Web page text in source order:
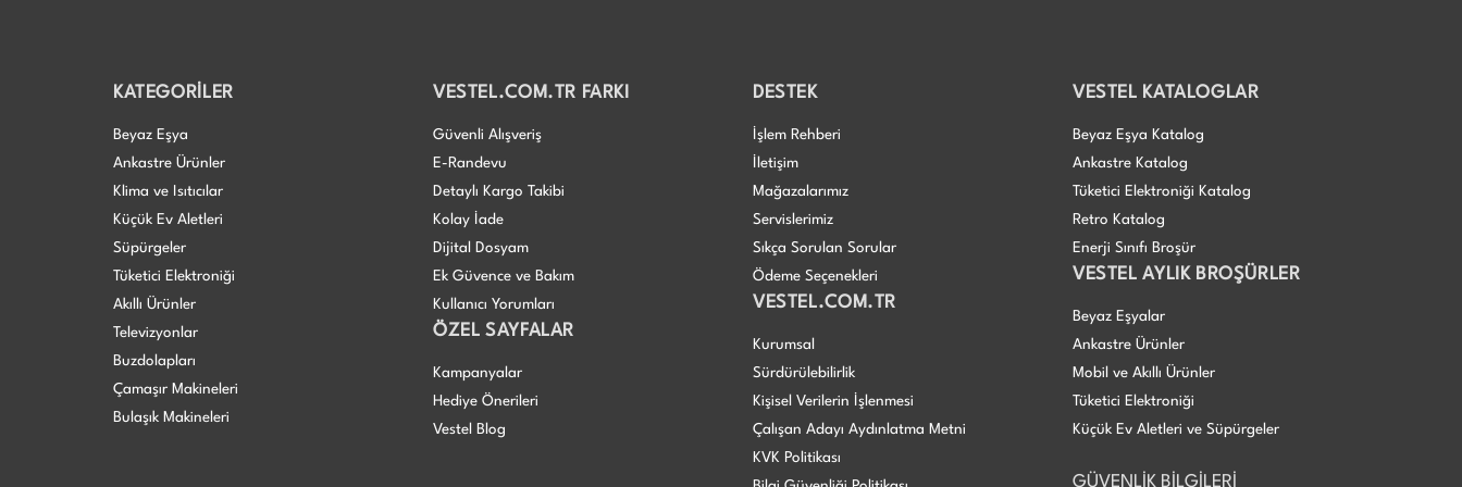
KATEGORİLER
Beyaz Eşya
Ankastre Ürünler
Klima ve Isıtıcılar
Küçük Ev Aletleri
Süpürgeler
Tüketici Elektroniği
Akıllı Ürünler
Televizyonlar
Buzdolapları
Çamaşır Makineleri
Bulaşık Makineleri
VESTEL.COM.TR FARKI
Güvenli Alışveriş
E-Randevu
Detaylı Kargo Takibi
Kolay İade
Dijital Dosyam
Ek Güvence ve Bakım
Kullanıcı Yorumları
ÖZEL SAYFALAR
Kampanyalar
Hediye Önerileri
Vestel Blog
DESTEK
İşlem Rehberi
İletişim
Mağazalarımız
Servislerimiz
Sıkça Sorulan Sorular
Ödeme Seçenekleri
VESTEL.COM.TR
Kurumsal
Sürdürülebilirlik
Kişisel Verilerin İşlenmesi
Çalışan Adayı Aydınlatma Metni
KVK Politikası
VESTEL KATALOGLAR
Beyaz Eşya Katalog
Ankastre Katalog
Tüketici Elektroniği Katalog
Retro Katalog
Enerji Sınıfı Broşür
VESTEL AYLIK BROŞÜRLER
Beyaz Eşyalar
Ankastre Ürünler
Mobil ve Akıllı Ürünler
Tüketici Elektroniği
Küçük Ev Aletleri ve Süpürgeler
GÜVENLİK BİLGİLERİ